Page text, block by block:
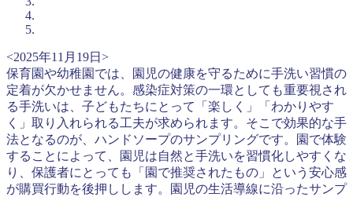
<2025年11月19日>
保育園や幼稚園では、園児の健康を守るために手洗い習慣の
定着が欠かせません。感染症対策の一環としても重要視され
る手洗いは、子どもたちにとって「楽しく」「わかりやす
く」取り入れられる工夫が求められます。そこで効果的な手
法となるのが、ハンドソープのサンプリングです。園で体験
することによって、園児は自然と手洗いを習慣化しやすくな
り、保護者にとっても「園で推奨されたもの」という安心感
が購買行動を後押しします。園児の生活導線に沿ったサンプ